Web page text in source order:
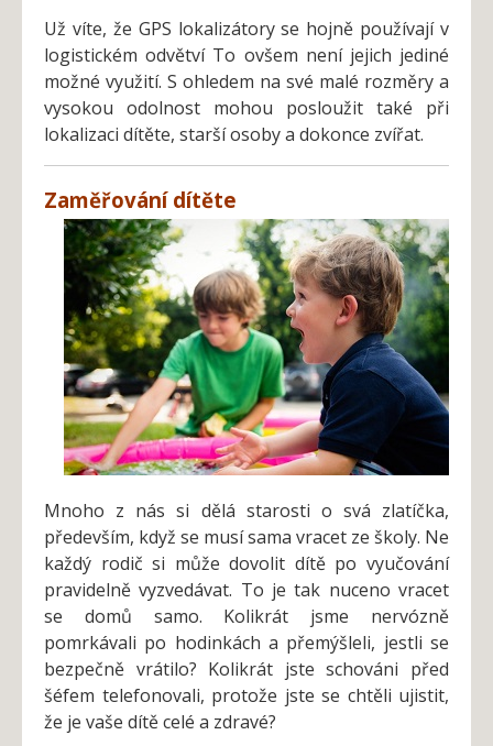
Už víte, že GPS lokalizátory se hojně používají v
logistickém odvětví To ovšem není jejich jediné
možné využití. S ohledem na své malé rozměry a
vysokou odolnost mohou posloužit také při
lokalizaci dítěte, starší osoby a dokonce zvířat.
Zaměřování dítěte
Mnoho z nás si dělá starosti o svá zlatíčka,
především, když se musí sama vracet ze školy. Ne
každý rodič si může dovolit dítě po vyučování
pravidelně vyzvedávat. To je tak nuceno vracet
se domů samo. Kolikrát jsme nervózně
pomrkávali po hodinkách a přemýšleli, jestli se
bezpečně vrátilo? Kolikrát jste schováni před
šéfem telefonovali, protože jste se chtěli ujistit,
že je vaše dítě celé a zdravé?